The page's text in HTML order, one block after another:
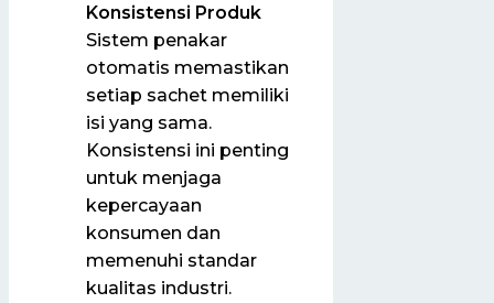
Konsistensi Produk
Sistem penakar
otomatis memastikan
setiap sachet memiliki
isi yang sama.
Konsistensi ini penting
untuk menjaga
kepercayaan
konsumen dan
memenuhi standar
kualitas industri.